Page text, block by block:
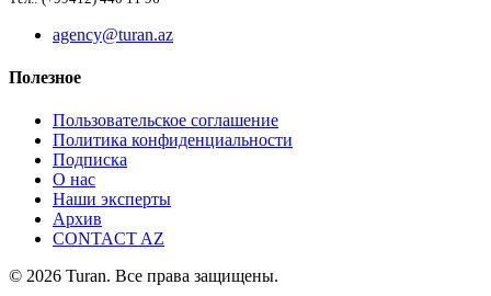
agency@turan.az
Полезное
Пользовательское соглашение
Политика конфиденциальности
Подписка
О нас
Наши эксперты
Архив
CONTACT AZ
© 2026 Turan. Все права защищены.